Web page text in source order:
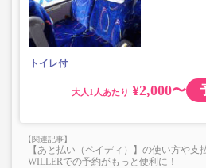
・「空席状況」はリアルタイムで
ない場合がございます。
・小人運賃は大人運賃の半額
・長時間の移動でも安心の車内トイ
トイレ付
大人 ¥2,000〜
【あと払い（ペイディ）】の使い方や支
WILLERでの予約がもっと便利に！